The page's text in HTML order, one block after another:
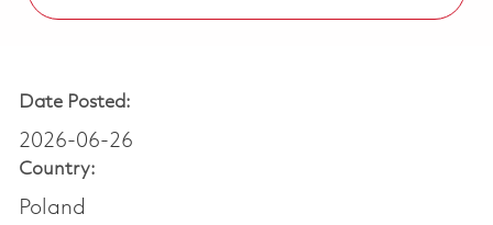
Date Posted:
2026-06-26
Country:
Poland